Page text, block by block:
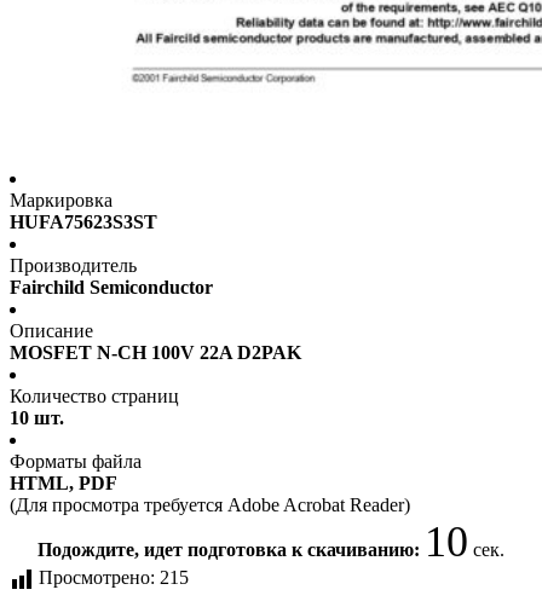
Маркировка
HUFA75623S3ST
Производитель
Fairchild Semiconductor
Описание
MOSFET N-CH 100V 22A D2PAK
Количество страниц
10 шт.
Форматы файла
HTML, PDF
(Для просмотра требуется Adobe Acrobat Reader)
Подождите, идет подготовка к скачиванию: 10 сек.
Просмотрено: 215